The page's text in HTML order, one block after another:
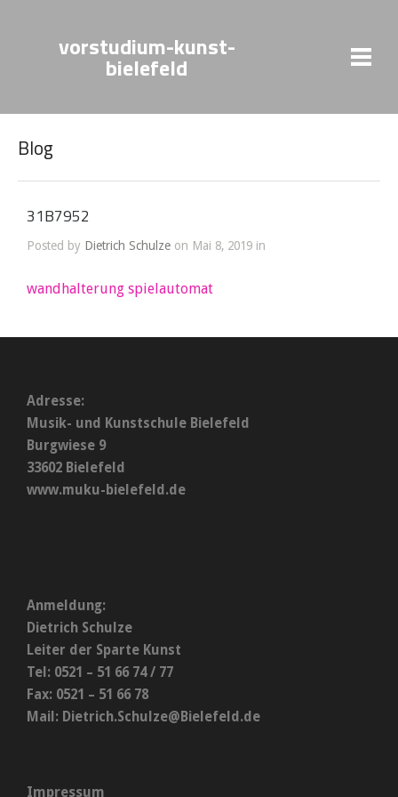
vorstudium-kunst-
bielefeld
Blog
31B7952
Posted by Dietrich Schulze on Mai 8, 2019 in
wandhalterung spielautomat
Adresse:
Musik- und Kunstschule Bielefeld
Burgwiese 9
33602 Bielefeld
www.muku-bielefeld.de
Anmeldung:
Dietrich Schulze
Leiter der Sparte Kunst
Tel: 0521 – 51 66 74 / 77
Fax: 0521 – 51 66 78
Mail: Dietrich.Schulze@Bielefeld.de
Impressum